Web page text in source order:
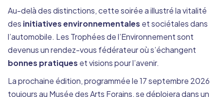
Au-delà des distinctions, cette soirée a illustré la vitalité
des initiatives environnementales et sociétales dans
l’automobile. Les Trophées de l’Environnement sont
devenus un rendez-vous fédérateur où s’échangent
bonnes pratiques et visions pour l’avenir.
La prochaine édition, programmée le 17 septembre 2026
toujours au Musée des Arts Forains, se déploiera dans un